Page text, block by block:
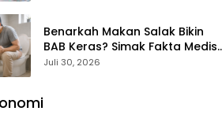
Benarkah Makan Salak Bikin
BAB Keras? Simak Fakta Medis
yang Masih Sering
Juli 30, 2026